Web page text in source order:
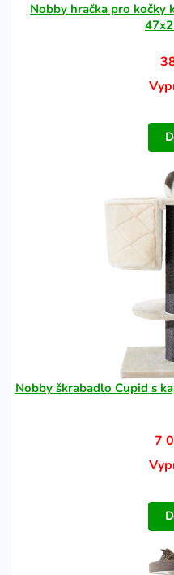
Nobby hračka pro kočky
Nobby škrabadlo Cupid s
7